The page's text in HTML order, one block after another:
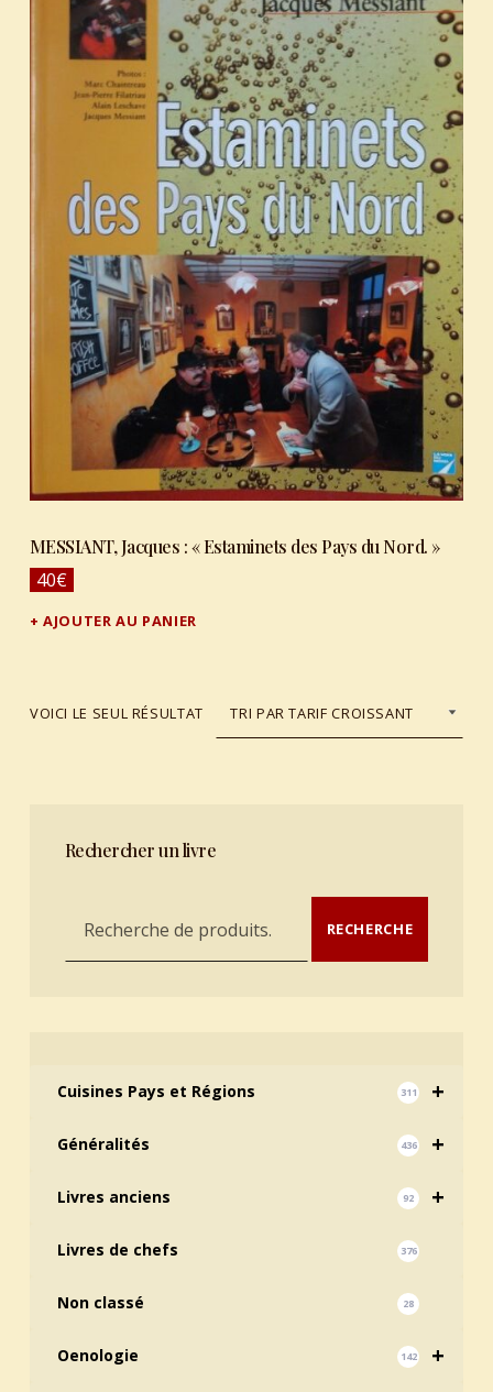
MESSIANT, Jacques : « Estaminets des Pays du Nord. »
40€
AJOUTER AU PANIER
VOICI LE SEUL RÉSULTAT
Rechercher un livre
Recherche pour : RECHERCHE
+
Cuisines Pays et Régions 311
+
Généralités 436
+
Livres anciens 92
Livres de chefs 376
Non classé 28
+
Oenologie 142